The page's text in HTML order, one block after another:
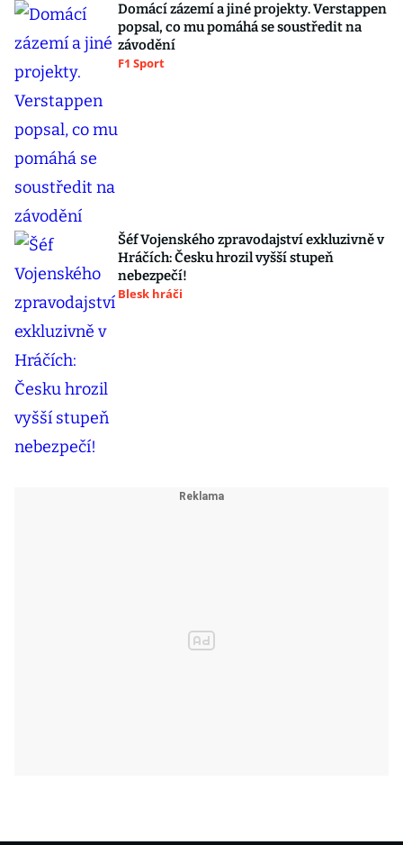
Domácí zázemí a jiné projekty. Verstappen
popsal, co mu pomáhá se soustředit na
závodění
F1 Sport
Šéf Vojenského zpravodajství exkluzivně v
Hráčích: Česku hrozil vyšší stupeň
nebezpečí!
Blesk hráči